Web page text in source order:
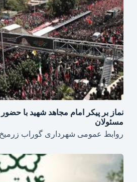
نماز بر پیکر امام مجاهد شهید با
مسئولان
روابط عمومی شهرداری گوراب زرمیخ